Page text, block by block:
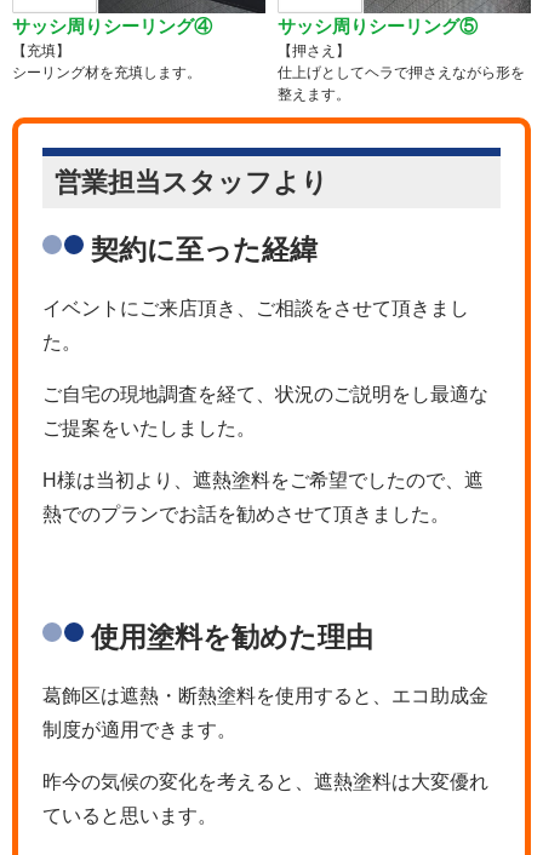
サッシ周りシーリング④
【充填】
シーリング材を充填します。
サッシ周りシーリング⑤
【押さえ】
仕上げとしてヘラで押さえながら形を
整えます。
営業担当スタッフより
契約に至った経緯
イベントにご来店頂き、ご相談をさせて頂きまし
た。
ご自宅の現地調査を経て、状況のご説明をし最適な
ご提案をいたしました。
H様は当初より、遮熱塗料をご希望でしたので、遮
熱でのプランでお話を勧めさせて頂きました。
使用塗料を勧めた理由
葛飾区は遮熱・断熱塗料を使用すると、エコ助成金
制度が適用できます。
昨今の気候の変化を考えると、遮熱塗料は大変優れ
ていると思います。